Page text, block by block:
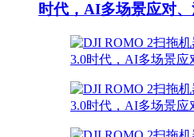
时代，AI多场景应对